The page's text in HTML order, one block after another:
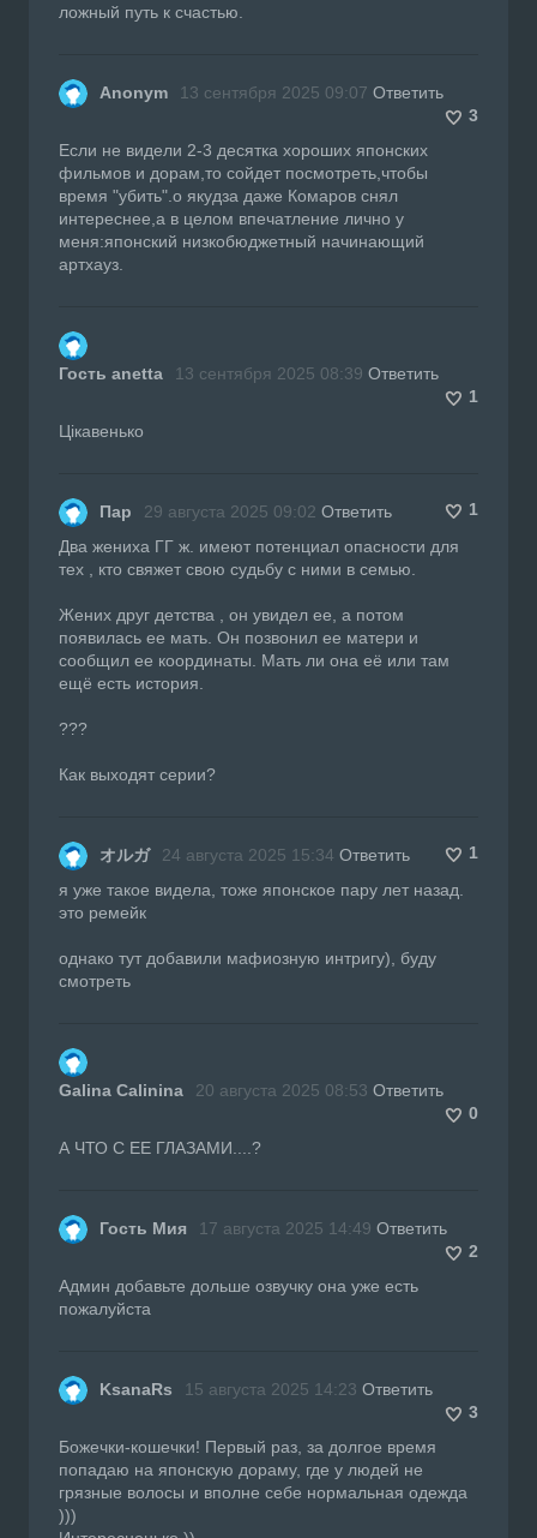
ложный путь к счастью.
Anonym 13 сентября 2025 09:07 Ответить
3
Если не видели 2-3 десятка хороших японских
фильмов и дорам,то сойдет посмотреть,чтобы
время "убить".о якудза даже Комаров снял
интереснее,а в целом впечатление лично у
меня:японский низкобюджетный начинающий
артхауз.
Гость anetta 13 сентября 2025 08:39 Ответить
1
Цікавенько
Пар 29 августа 2025 09:02 Ответить
1
Два жениха ГГ ж. имеют потенциал опасности для
тех , кто свяжет свою судьбу с ними в семью.
Жених друг детства , он увидел ее, а потом
появилась ее мать. Он позвонил ее матери и
сообщил ее координаты. Мать ли она её или там
ещё есть история.
???
Как выходят серии?
オルガ 24 августа 2025 15:34 Ответить
1
я уже такое видела, тоже японское пару лет назад.
это ремейк
однако тут добавили мафиозную интригу), буду
смотреть
Galina Calinina 20 августа 2025 08:53 Ответить
0
А ЧТО С ЕЕ ГЛАЗАМИ....?
Гость Мия 17 августа 2025 14:49 Ответить
2
Админ добавьте дольше озвучку она уже есть
пожалуйста
KsanaRs 15 августа 2025 14:23 Ответить
3
Божечки-кошечки! Первый раз, за долгое время
попадаю на японскую дораму, где у людей не
грязные волосы и вполне себе нормальная одежда
)))